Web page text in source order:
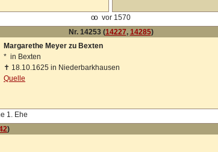
oo
vor 1570
Nr. 14253 (14227, 14285)
Margarethe Meyer zu Bexten
* in Bexten
✝ 18.10.1625 in Niederbarkhausen
Quelle
1. Ehe
)